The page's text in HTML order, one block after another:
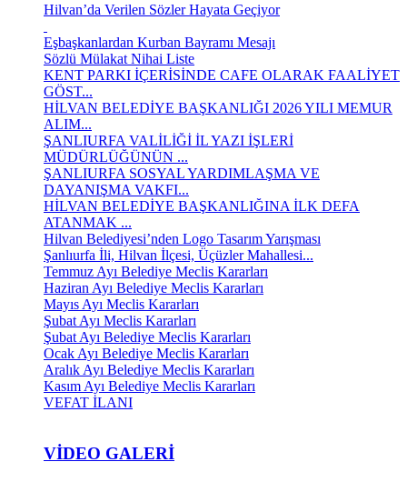
Hilvan’da Verilen Sözler Hayata Geçiyor
Eşbaşkanlardan Kurban Bayramı Mesajı
Sözlü Mülakat Nihai Liste
KENT PARKI İÇERİSİNDE CAFE OLARAK FAALİYET
GÖST...
HİLVAN BELEDİYE BAŞKANLIĞI 2026 YILI MEMUR
ALIM...
ŞANLIURFA VALİLİĞİ İL YAZI İŞLERİ
MÜDÜRLÜĞÜNÜN ...
ŞANLIURFA SOSYAL YARDIMLAŞMA VE
DAYANIŞMA VAKFI...
HİLVAN BELEDİYE BAŞKANLIĞINA İLK DEFA
ATANMAK ...
Hilvan Belediyesi’nden Logo Tasarım Yarışması
Şanlıurfa İli, Hilvan İlçesi, Üçüzler Mahallesi...
Temmuz Ayı Belediye Meclis Kararları
Haziran Ayı Belediye Meclis Kararları
Mayıs Ayı Meclis Kararları
Şubat Ayı Meclis Kararları
Şubat Ayı Belediye Meclis Kararları
Ocak Ayı Belediye Meclis Kararları
Aralık Ayı Belediye Meclis Kararları
Kasım Ayı Belediye Meclis Kararları
VEFAT İLANI
VIDEO GALERI